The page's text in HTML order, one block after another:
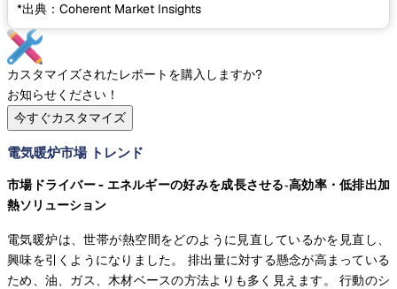
*出典：Coherent Market Insights
カスタマイズされたレポートを購入しますか?
お知らせください！
今すぐカスタマイズ
電気暖炉市場 トレンド
市場ドライバー - エネルギーの好みを成長させる‐高効率・低排出加
熱ソリューション
電気暖炉は、世帯が熱空間をどのように見直しているかを見直し、
興味を引くようになりました。 排出量に対する懸念が高まっている
ため、油、ガス、木材ベースの方法よりも多く見えます。 行動のシ